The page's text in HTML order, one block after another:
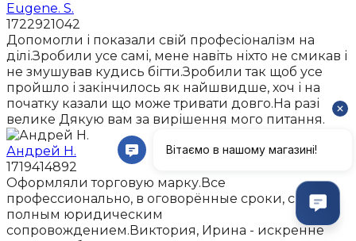
Eugene. S.
1722921042
Допомогли і показали свій професіоналізм на
ділі.Зробили усе самі, мене навіть ніхто не смикав і
не змушував кудись бігти.Зробили так щоб усе
пройшло і закінчилось як найшвидше, хоч і на
початку казали що може тривати довго.На разі
велике Дякую вам за вирішення мого питання.
Андрей Н.
1719414892
Оформляли торговую марку.Все
профессионально, в оговорённые сроки, с
полным юридическим
сопровождением.Виктория, Ирина - искренне